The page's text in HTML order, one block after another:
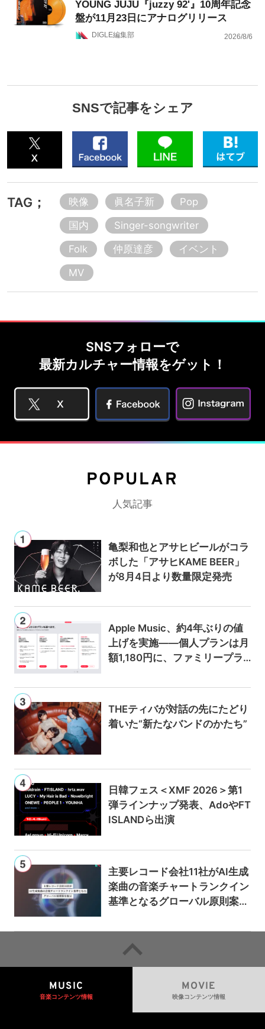
YOUNG JUJU『juzzy 92'』10周年記念
盤が11月23日にアナログリリース
DIGLE編集部 2026/8/6
SNSで記事をシェア
TAG； 映像 眞名子新
Pop
国内
Singer-songwriter
Folk
仲原達彦
イベント
MV
SNSフォローで
最新カルチャー情報をゲット！
POPULAR
人気記事
亀梨和也とアサヒビールがコラ
ボした「アサヒKAME BEER」
が8月4日より数量限定発売
Apple Music、約4年ぶりの値
上げを実施——個人プランは月
額1,180円に、ファミリープラ
THEティバが対話の先にたどり
着いた“新たなバンドのかたち”
日韓フェス＜XMF 2026＞第1
弾ラインナップ発表、AdoやFT
ISLANDら出演
主要レコード会社11社がAI生成
楽曲の音楽チャートランクイン
基準となるグローバル原則案を
るための統一的な枠組みを提案
MUSIC
音楽コンテンツ情報
MOVIE
映像コンテンツ情報